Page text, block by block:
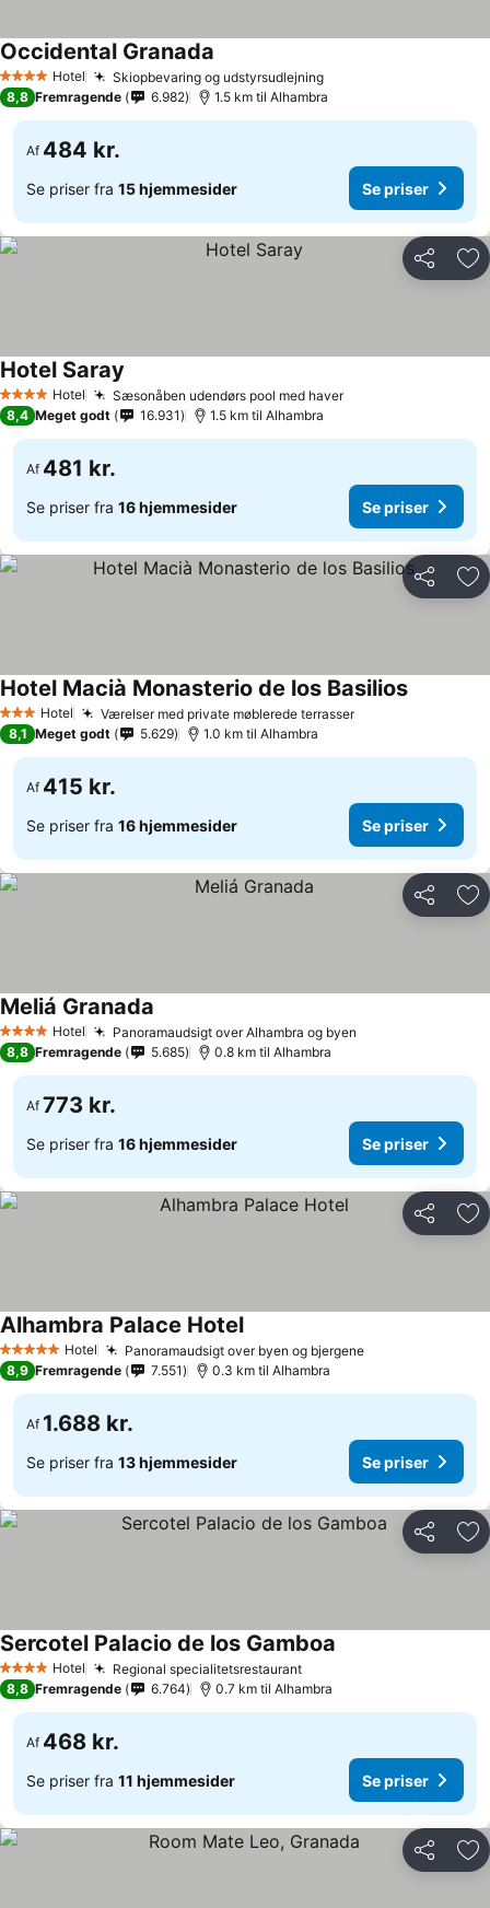
4 StjernerHotel Skiopbevaring og udstyrsudlejningSe priser
Occidental Granada
8,8 Fremragende 6.982 1.5 km til Alhambra
Af 484 kr.
Se priser fra 15 hjemmesider Se priser
Del
4 StjernerHotel Sæsonåben udendørs pool med haverSe priser
Hotel Saray
8,4 Meget godt 16.931 1.5 km til Alhambra
Af 481 kr.
Se priser fra 16 hjemmesider Se priser
Del
3 StjernerHotel Værelser med private møblerede terrasserSe priser
Hotel Macià Monasterio de los BasiliosSe priser
8,1 Meget godt 5.629 1.0 km til Alhambra
Af 415 kr.
Se priser fra 16 hjemmesider Se priser
Del
4 StjernerHotel Panoramaudsigt over Alhambra og byen
Meliá Granada
8,8 Fremragende 5.685 0.8 km til Alhambra
Af 773 kr.
Se priser fra 16 hjemmesider Se priser
Del
5 Stjerner Hotel Panoramaudsigt over byen og bjergeneSe priser
Alhambra Palace HotelSe priser
8,9 Fremragende 7.551 0.3 km til Alhambra
Af 1.688 kr.
Se priser fra 13 hjemmesider Se priser
Del
4 StjernerHotel Regional specialitetsrestaurantSe priser
Sercotel Palacio de los Gamboa
8,8 Fremragende 6.764 0.7 km til Alhambra
Af 468 kr.
Se priser fra 11 hjemmesider Se priser
Del